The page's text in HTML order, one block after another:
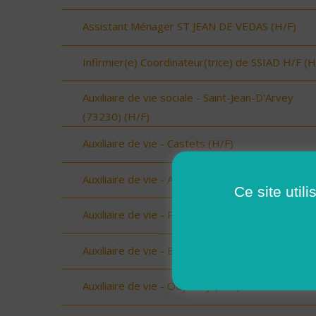
Assistant Ménager ST JEAN DE VEDAS (H/F)
Infirmier(e) Coordinateur(trice) de SSIAD H/F
Auxiliaire de vie sociale - Saint-Jean-D'Arvey
(73230) (H/F)
Auxiliaire de vie - Castets (H/F)
Auxiliaire de vie - Amou (H/F)
Auxiliaire de vie - Peyrehorade (H/F)
Auxiliaire de vie - Biscarrosse (H/F)
Auxiliaire de vie - Oeyreluy (H/F)
Ce site